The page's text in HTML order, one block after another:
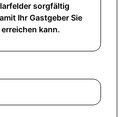
sorgfältig
Ihr Gastgeber Sie
kann.